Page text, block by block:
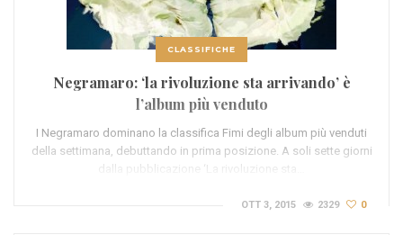
CLASSIFICHE
Negramaro: ‘la rivoluzione sta arrivando’ è
l’album più venduto
I Negramaro dominano la classifica Fimi degli album più venduti
della settimana, debuttando in prima posizione. A soli sette giorni
dalla pubblicazione ‘La rivoluzione sta…
OTT 3, 2015 2329 0